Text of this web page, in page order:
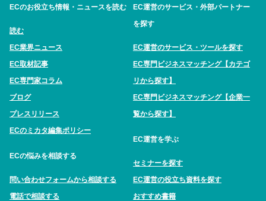
ECのお役立ち情報・ニュースを読む
読む
EC業界ニュース
EC取材記事
EC専門家コラム
ブログ
プレスリリース
ECのミカタ編集ポリシー
ECの悩みを相談する
問い合わせフォームから相談する
電話で相談する
EC運営のサービス・外部パートナー
を探す
EC運営のサービス・ツールを探す
EC専門ビジネスマッチング【カテゴ
リから探す】
EC専門ビジネスマッチング【企業一
覧から探す】
EC運営を学ぶ
セミナーを探す
EC運営の役立ち資料を探す
おすすめ書籍